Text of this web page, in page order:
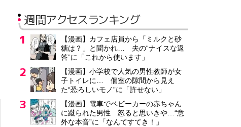
週間アクセスランキング
【漫画】カフェ店員から「ミルクと砂
糖は？」と聞かれ… 夫の“ナイスな返
答”に「これから使います」
【漫画】小学校で人気の男性教師が女
子トイレに… 個室の隙間から見え
た“恐ろしいモノ”に「許せない」
【漫画】電車でベビーカーの赤ちゃん
に蹴られた男性 怒ると思いきや…“意
外な本音”に「なんてすてき！」